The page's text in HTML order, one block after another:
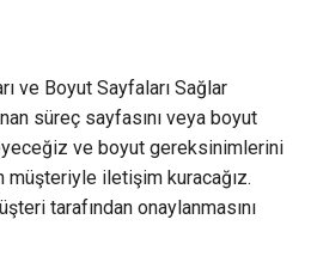
ve Boyut Sayfaları Sağlar
süreç sayfasını veya boyut
ve boyut gereksinimlerini
müşteriyle iletişim kuracağız.
tarafından onaylanmasını